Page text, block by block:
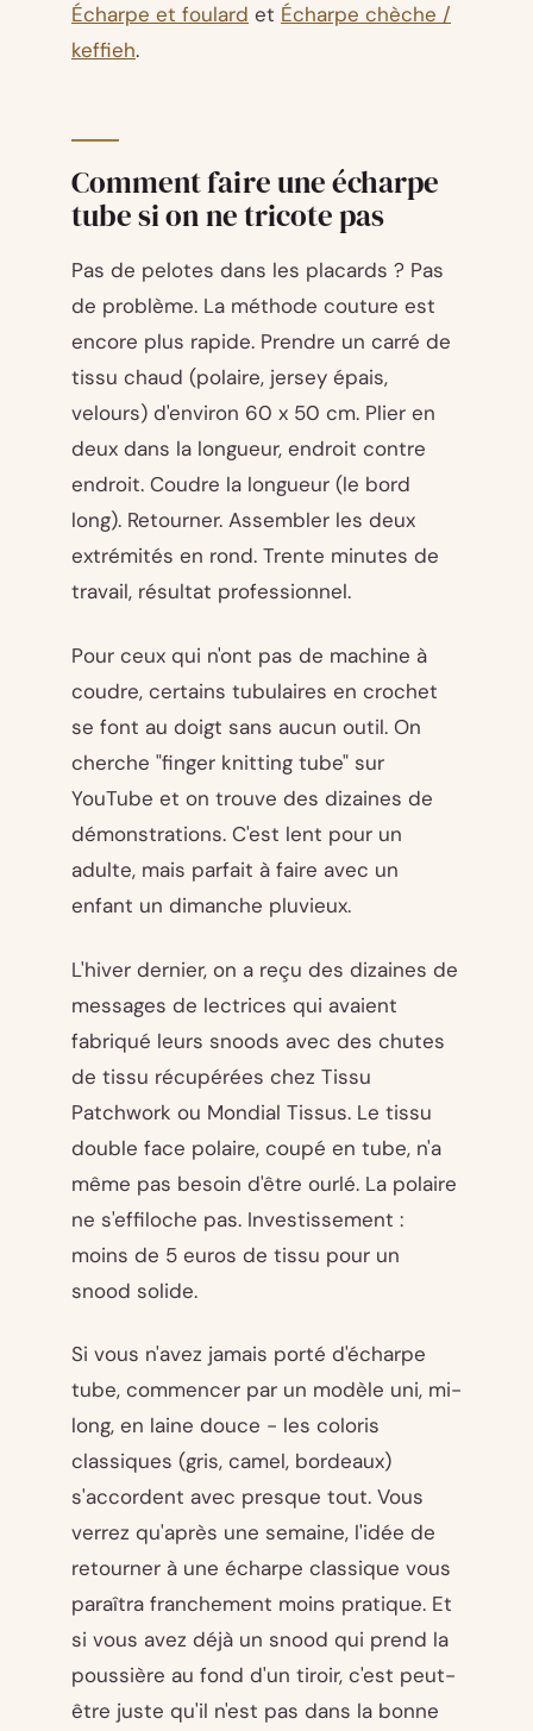
Écharpe et foulard et Écharpe chèche /
keffieh.
Comment faire une écharpe
tube si on ne tricote pas
Pas de pelotes dans les placards ? Pas
de problème. La méthode couture est
encore plus rapide. Prendre un carré de
tissu chaud (polaire, jersey épais,
velours) d'environ 60 x 50 cm. Plier en
deux dans la longueur, endroit contre
endroit. Coudre la longueur (le bord
long). Retourner. Assembler les deux
extrémités en rond. Trente minutes de
travail, résultat professionnel.
Pour ceux qui n'ont pas de machine à
coudre, certains tubulaires en crochet
se font au doigt sans aucun outil. On
cherche "finger knitting tube" sur
YouTube et on trouve des dizaines de
démonstrations. C'est lent pour un
adulte, mais parfait à faire avec un
enfant un dimanche pluvieux.
L'hiver dernier, on a reçu des dizaines de
messages de lectrices qui avaient
fabriqué leurs snoods avec des chutes
de tissu récupérées chez Tissu
Patchwork ou Mondial Tissus. Le tissu
double face polaire, coupé en tube, n'a
même pas besoin d'être ourlé. La polaire
ne s'effiloche pas. Investissement :
moins de 5 euros de tissu pour un
snood solide.
Si vous n'avez jamais porté d'écharpe
tube, commencer par un modèle uni, mi-
long, en laine douce - les coloris
classiques (gris, camel, bordeaux)
s'accordent avec presque tout. Vous
verrez qu'après une semaine, l'idée de
retourner à une écharpe classique vous
paraîtra franchement moins pratique. Et
si vous avez déjà un snood qui prend la
poussière au fond d'un tiroir, c'est peut-
être juste qu'il n'est pas dans la bonne